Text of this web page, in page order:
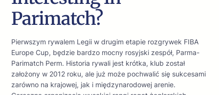
Parimatch?
Pierwszym rywalem Legii w drugim etapie rozgrywek FIBA
Europe Cup, będzie bardzo mocny rosyjski zespół, Parma-
Parimatch Perm. Historia rywali jest krótka, klub został
założony w 2012 roku, ale już może pochwalić się sukcesami
zarówno na krajowej, jak i międzynarodowej arenie.